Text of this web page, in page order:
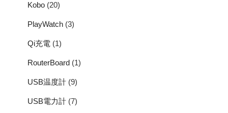
Kobo (20)
PlayWatch (3)
Qi充電 (1)
RouterBoard (1)
USB温度計 (9)
USB電力計 (7)